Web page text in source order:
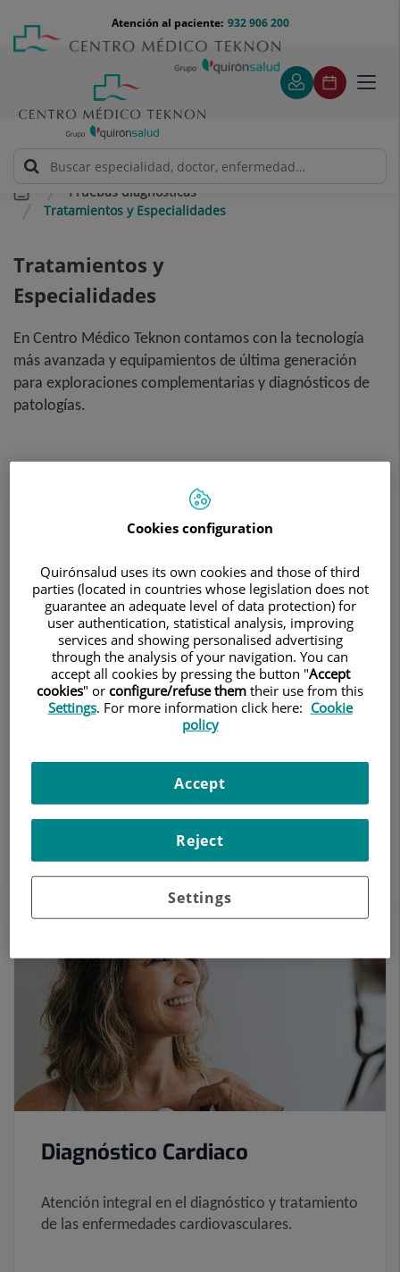
contenido
Menú
teléfono
cabecera
932 906 200
Atención al paciente:
Pruebas diagnósticas
Tratamientos y Especialidades
Tratamientos y
Especialidades
En Centro Médico Teknon contamos con la tecnología
más avanzada y equipamientos de última generación
para exploraciones complementarias y diagnósticos de
patologías.
Diagnóstico por la imagen
Bajo una atención profesional y personalizada,
el Servicio cuenta con tecnología de última
generación, siendo uno de los centros más
Diagnóstico Cardiaco
Atención integral en el diagnóstico y tratamiento
de las enfermedades cardiovasculares.
Cookies configuration
Quirónsalud uses its own cookies and those of third
parties (located in countries whose legislation does not
guarantee an adequate level of data protection) for
user authentication, statistical analysis, improving
services and showing personalised advertising
through the analysis of your navigation. You can
accept all cookies by pressing the button "Accept
cookies" or configure/refuse them their use from this
Settings. For more information click here: Cookie
policy
Settings
Reject
Accept